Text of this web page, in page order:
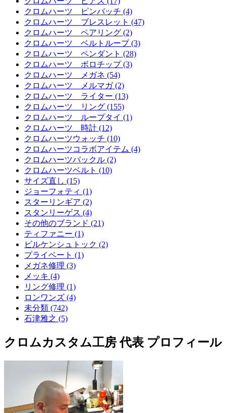
クロムハーツ ピンバッチ (4)
クロムハーツ ブレスレット (47)
クロムハーツ ペアリング (2)
クロムハーツ ベルトループ (3)
クロムハーツ ペンダント (28)
クロムハーツ ボロチップ (3)
クロムハーツ メガネ (54)
クロムハーツ メルマガ (2)
クロムハーツ ライター (13)
クロムハーツ リング (155)
クロムハーツ ループタイ (1)
クロムハーツ 時計 (12)
クロムハーツウォッチ (10)
クロムハーツコラボアイテム (4)
クロムハーツバックル (2)
クロムハーツベルト (10)
サイズ直し (15)
ジョーフォティ (1)
スターリンギア (2)
スタンリーゲス (4)
その他のブランド (21)
ティファニー (1)
ビルケンシュトック (2)
プライベート (1)
メガネ修理 (3)
メッキ (4)
リング修理 (1)
ロンワンズ (4)
未分類 (742)
石津雅之 (5)
クロムカスタム工房 代表 プロフィール